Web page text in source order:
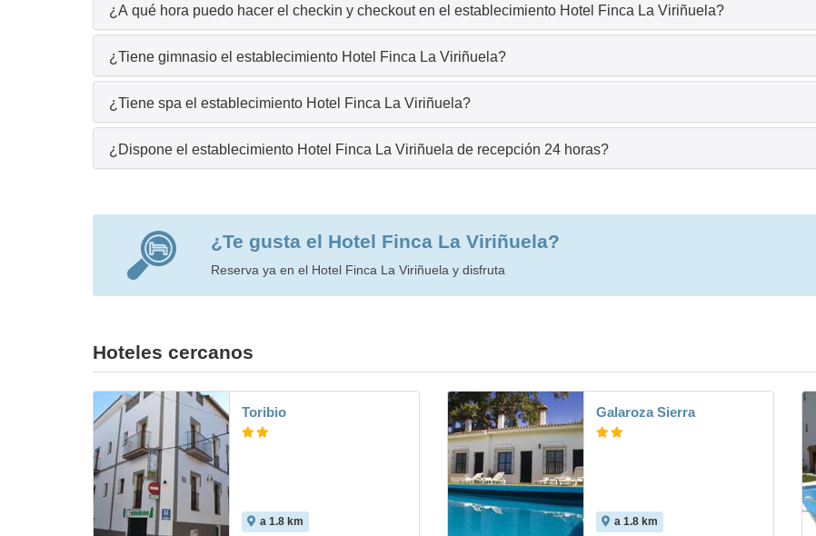
¿A qué hora puedo hacer el checkin y checkout en el establecimiento Hotel Finca La Viriñuela?
¿Tiene gimnasio el establecimiento Hotel Finca La Viriñuela?
¿Tiene spa el establecimiento Hotel Finca La Viriñuela?
¿Dispone el establecimiento Hotel Finca La Viriñuela de recepción 24 horas?
¿Te gusta el Hotel Finca La Viriñuela?
Reserva ya en el Hotel Finca La Viriñuela y disfruta
Hoteles cercanos
Toribio
a 1.8 km
Galaroza Sierra
a 1.8 km